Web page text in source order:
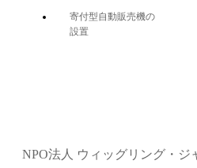
寄付型自動販売機の
設置
NPO法人 ウィッグリング・ジ